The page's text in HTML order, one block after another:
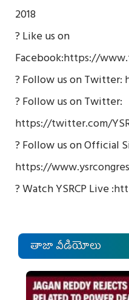
2018
? Like us on
Facebook:https://
? Follow us on Twitter:
? Follow us on Twitter:
https://twitter.com/
? Follow us on Official
https://
? Watch YSRCP Live :
తాజా వీడియోలు